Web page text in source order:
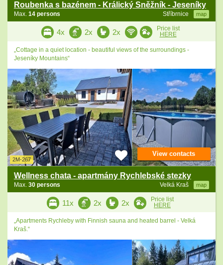
Roubenka s bazénem - Králický Sněžník - Jeseníky
Stříbrnice map
Max. 14 persons
4x 2x 2x
Price list
HERE
„Cottage in a quiet location - beautiful views of the surroundings -
Jeseníky Mountains“
2M-267
Wellness chata - apartmány Rychlebské stezky
Velká Kraš map
Max. 30 persons
View contacts
11x 2x 2x
Price list
HERE
„Apartments Rychleby with Finnish sauna and heated barrel - Velká
Kraš.“